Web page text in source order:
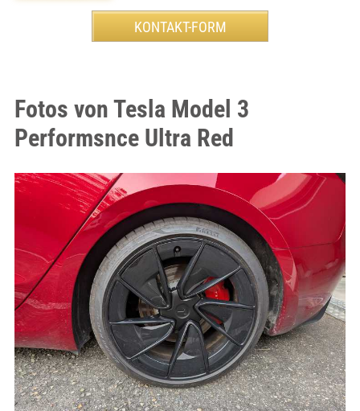
Fotos von Tesla Model 3
Performsnce Ultra Red